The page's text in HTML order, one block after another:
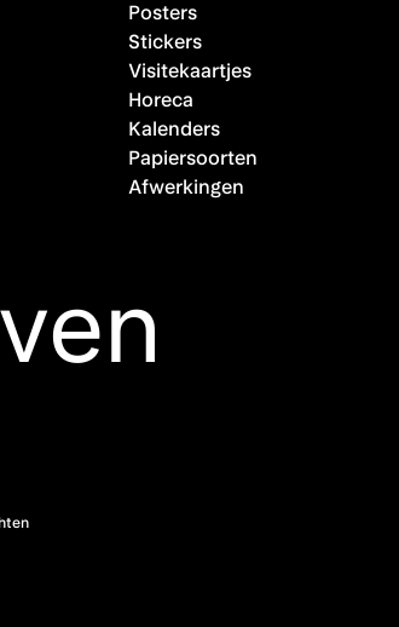
Posters
Stickers
Visitekaartjes
Horeca
Kalenders
Papiersoorten
Afwerkingen